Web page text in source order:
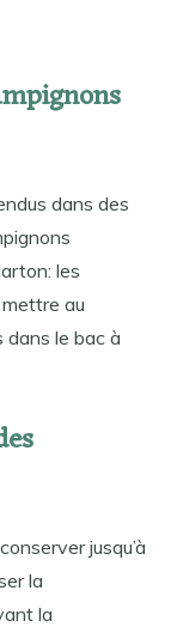
dans des
les
au
dans le bac à
jusqu’à
la
la